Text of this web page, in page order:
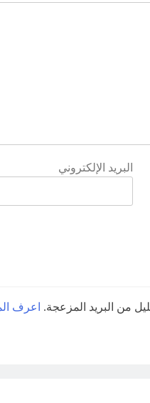
البريد الإلكتروني
من البريد المزعجة.
اعرف